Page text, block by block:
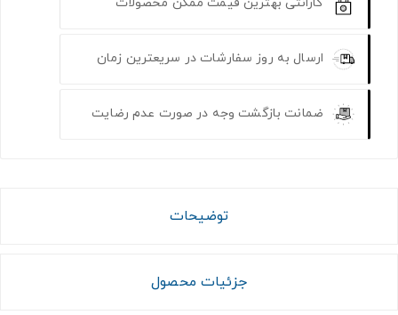
ارسال به روز سفارشات در سریعترین زمان
ضمانت بازگشت وجه در صورت عدم رضایت
توضیحات
جزئیات محصول